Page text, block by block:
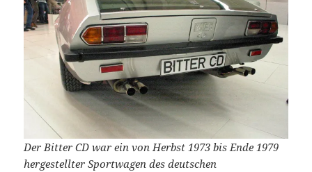
Der Bitter CD war ein von Herbst 1973 bis Ende 1979
hergestellter Sportwagen des deutschen